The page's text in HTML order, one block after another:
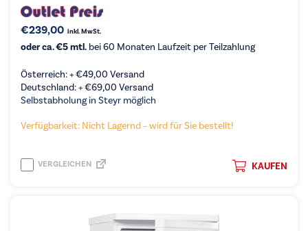
€239,00 inkl. MwSt.
oder ca. €5 mtl. bei 60 Monaten Laufzeit per Teilzahlung
Österreich: +€49,00 Versand
Deutschland: +€69,00 Versand
Selbstabholung in Steyr möglich
Verfügbarkeit: Nicht Lagernd – wird für Sie bestellt!
KAUFEN
VERGLEICHEN